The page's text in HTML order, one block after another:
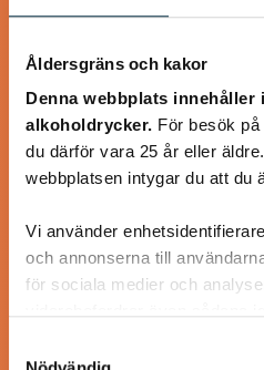
Åldersgräns och kakor
Denna webbplats innehåller
alkoholdrycker. För besök
du därför vara 25 år eller
webbplatsen intygar du att du
Vi använder
och annonserna till
för sociala medier och
annons- och analysföretag